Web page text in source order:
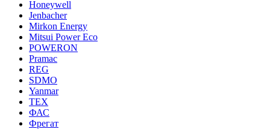
Honeywell
Jenbacher
Mirkon Energy
Mitsui Power Eco
POWERON
Pramac
REG
SDMO
Yanmar
ТЕХ
ФАС
Фрегат